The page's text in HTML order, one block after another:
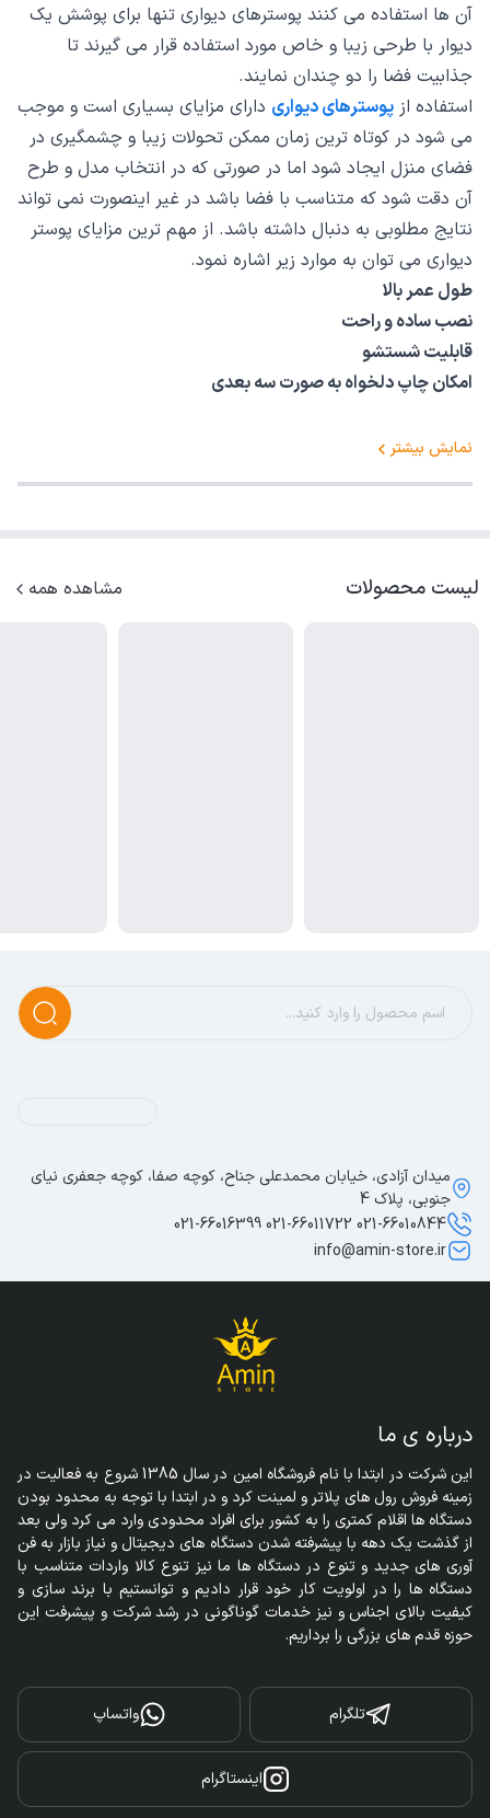
آن ها استفاده می کنند پوسترهای دیواری تنها برای پوشش یک
دیوار با طرحی زیبا و خاص مورد استفاده قرار می گیرند تا
جذابیت فضا را دو چندان نمایند.
استفاده از پوسترهای دیواری دارای مزایای بسیاری است و موجب
می شود در کوتاه ترین زمان ممکن تحولات زیبا و چشمگیری در
فضای منزل ایجاد شود اما در صورتی که در انتخاب مدل و طرح
آن دقت شود که متناسب با فضا باشد در غیر اینصورت نمی تواند
نتایج مطلوبی به دنبال داشته باشد. از مهم ترین مزایای پوستر
دیواری می توان به موارد زیر اشاره نمود.
طول عمر بالا
نصب ساده و راحت
قابلیت شستشو
امکان چاپ دلخواه به صورت سه بعدی
نمایش بیشتر
لیست محصولات مشاهده همه
درباره ی ما
حوزه قدم های بزرگی را برداریم.
تلگرام واتساپ
اینستاگرام
میدان آزادی، خیابان محمدعلی جناح، کوچه صفا، کوچه جعفری نیای
جنوبی، پلاک 4
021-66010844 021-66011722 021-66016399
info@amin-store.ir